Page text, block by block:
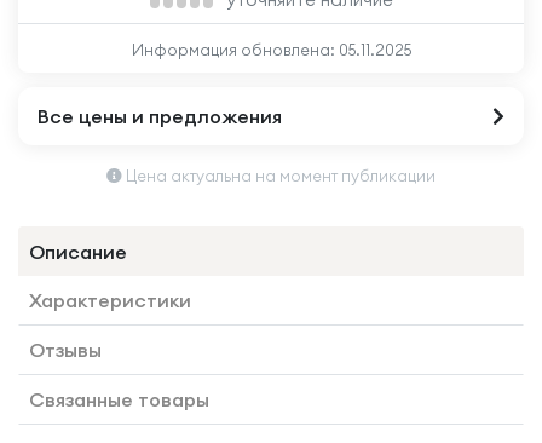
Информация обновлена: 05.11.2025
Все цены и предложения
Цена актуальна на момент публикации
Описание
Характеристики
Отзывы
Связанные товары